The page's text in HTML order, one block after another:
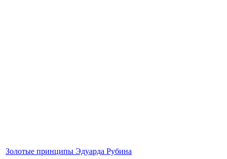
Золотые принципы Эдуарда Рубина